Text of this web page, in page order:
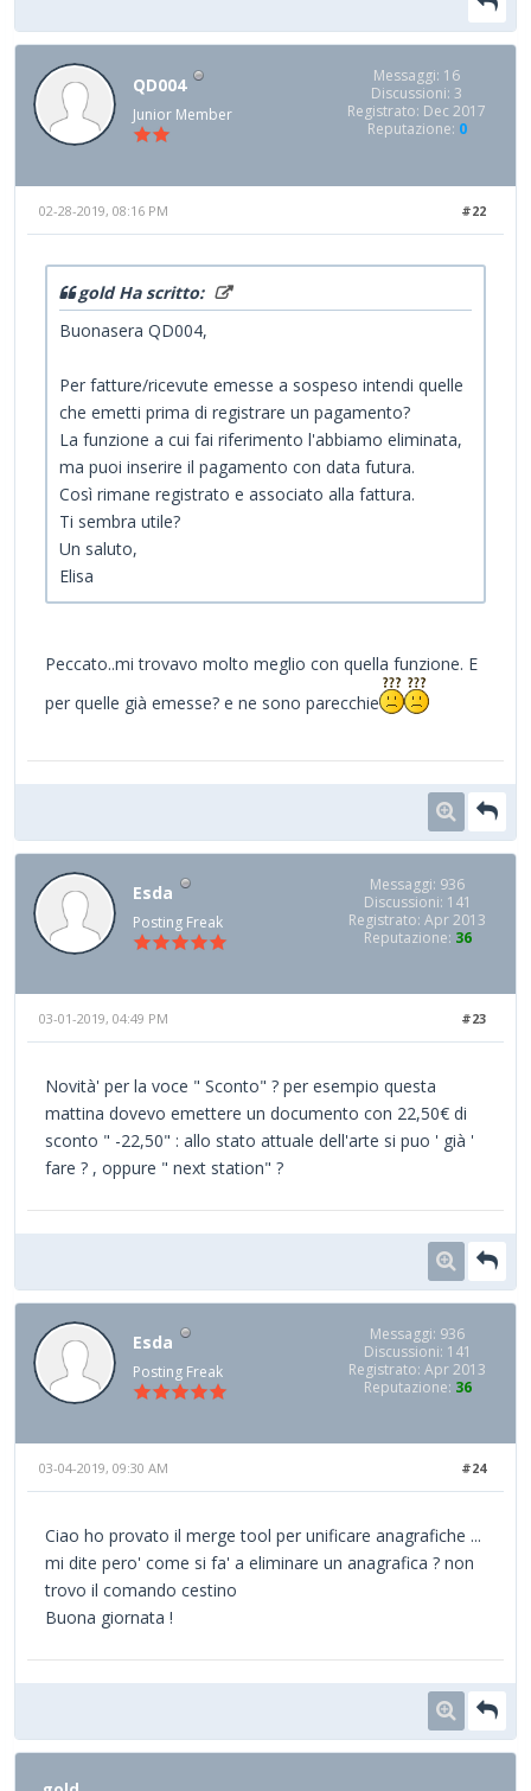
QD004
Junior Member
Messaggi: 16
Discussioni: 3
Registrato: Dec 2017
Reputazione: 0
#22
02-28-2019, 08:16 PM
gold Ha scritto:
Buonasera QD004,
Per fatture/ricevute emesse a sospeso intendi quelle
che emetti prima di registrare un pagamento?
La funzione a cui fai riferimento l'abbiamo eliminata,
ma puoi inserire il pagamento con data futura.
Così rimane registrato e associato alla fattura.
Ti sembra utile?
Un saluto,
Elisa
Peccato..mi trovavo molto meglio con quella funzione. E
per quelle già emesse? e ne sono parecchie
Esda
Posting Freak
Messaggi: 936
Discussioni: 141
Registrato: Apr 2013
Reputazione: 36
#23
03-01-2019, 04:49 PM
Novità' per la voce " Sconto" ? per esempio questa
mattina dovevo emettere un documento con 22,50€ di
sconto " -22,50" : allo stato attuale dell'arte si puo ' già '
fare ? , oppure " next station" ?
Esda
Posting Freak
Messaggi: 936
Discussioni: 141
Registrato: Apr 2013
Reputazione: 36
#24
03-04-2019, 09:30 AM
Ciao ho provato il merge tool per unificare anagrafiche ...
mi dite pero' come si fa' a eliminare un anagrafica ? non
trovo il comando cestino
Buona giornata !